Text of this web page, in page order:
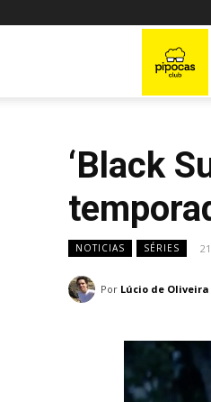
‘Black
NOTICIAS SÉRIES
Por Lúcio de Oliveira